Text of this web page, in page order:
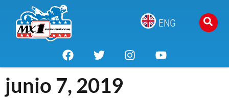
ENG
junio 7, 2019